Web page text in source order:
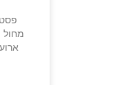
מחול